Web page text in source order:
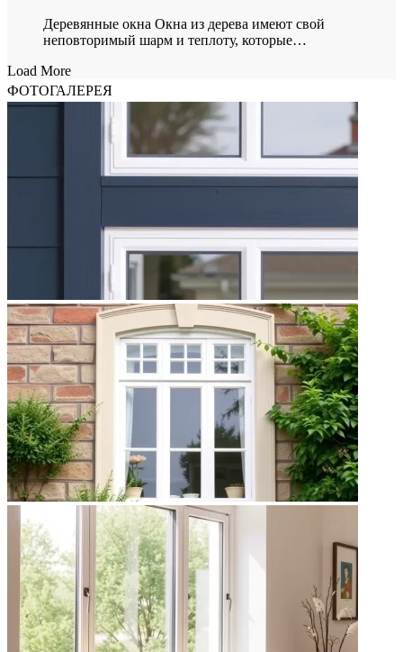
Деревянные окна Окна из дерева имеют свой
неповторимый шарм и теплоту, которые…
Load More
ФОТОГАЛЕРЕЯ